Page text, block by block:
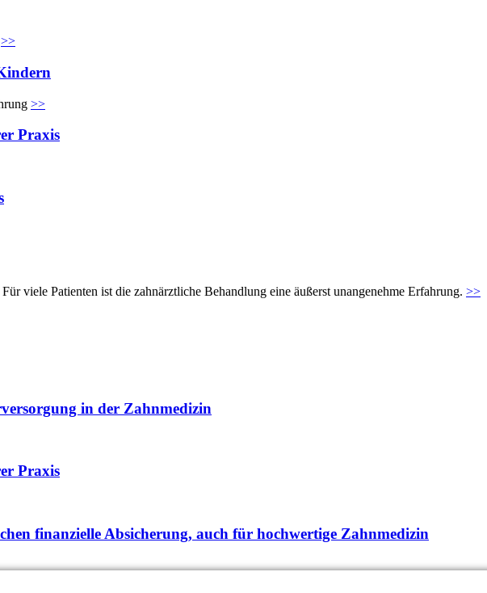
>>
>>
Praxis
viele Patienten ist die zahnärztliche Behandlung eine äußerst unangenehme Erfahrung. >>
in der Zahnmedizin
Praxis
finanzielle Absicherung, auch für hochwertige Zahnmedizin